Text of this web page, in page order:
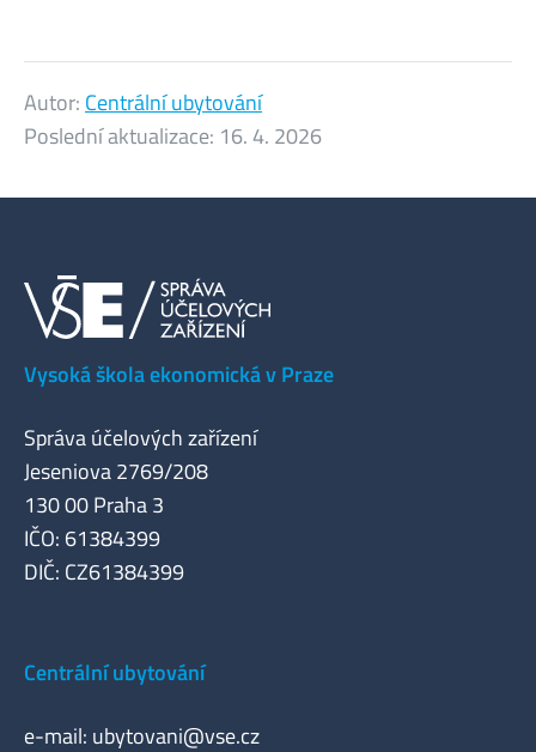
Autor: Centrální ubytování
Poslední aktualizace: 16. 4. 2026
Vysoká škola ekonomická v Praze
Správa účelových zařízení
Jeseniova 2769/208
130 00 Praha 3
IČO: 61384399
DIČ: CZ61384399
Centrální ubytování
e-mail: ubytovani@vse.cz